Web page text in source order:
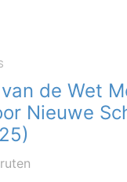
de Wet
Nieuwe